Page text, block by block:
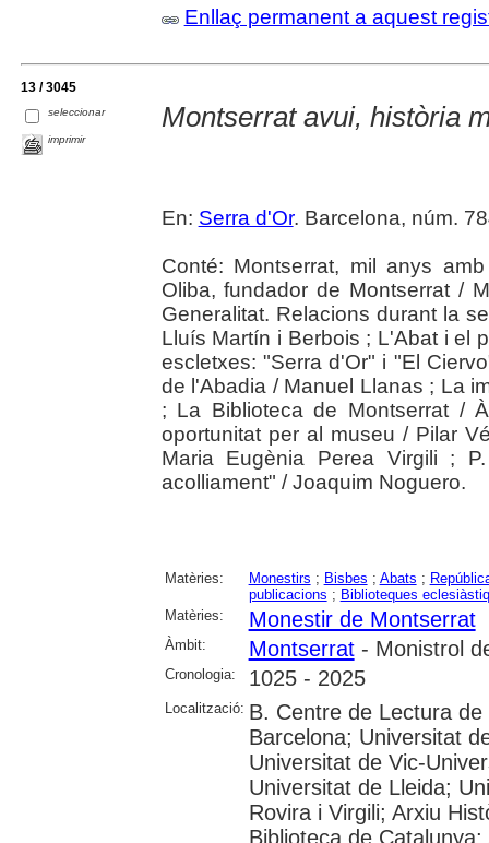
Enllaç permanent a aquest
13 / 3045
seleccionar
imprimir
Montserrat avui, història
En: Serra d'Or. Barcelona, núm.
Conté: Montserrat, mil anys
Oliba, fundador de Montserrat /
Generalitat. Relacions durant la
Lluís Martín i Berbois ; L'Abat i el
escletxes: "Serra d'Or" i "El
de l'Abadia / Manuel Llanas ; La
; La Biblioteca de Montserrat /
oportunitat per al museu / Pilar
Maria Eugènia Perea Virgili ;
acolliament" / Joaquim Noguero.
Matèries: Monestirs ; Bisbes ; Abats ;
publicacions ; Biblioteques
Matèries:
Monestir de Montserrat
Àmbit: Montserrat- Monistrol
Cronologia: 1025 - 2025
Localització: B. Centre de Lectura
Barcelona; Universitat
Universitat de Vic-
Universitat de Lleida;
Rovira i Virgili; Arxiu
Biblioteca de